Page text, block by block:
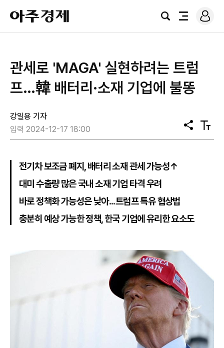
아
주
경
검
전
로
그
관세로 'MAGA' 실현하려는 트럼
프…韓 배터리·소재 기업에 불똥
강일용 기자
입력 2024-12-17 18:00
공
유
텍
스
전기차 보조금 폐지, 배터리 소재 관세 가능성↑
대미 수출량 많은 국내 소재 기업 타격 우려
바로 정책화 가능성은 낮아...트럼프 특유 협상법
충분히 예상 가능한 정책, 한국 기업에 유리한 요소도